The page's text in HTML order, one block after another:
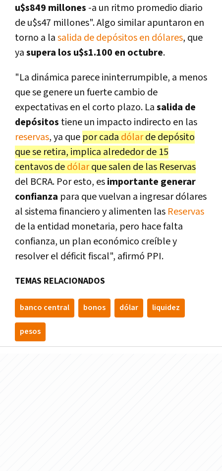
u$s849 millones -a un ritmo promedio diario
de u$s47 millones". Algo similar apuntaron en
torno a lasalida de depósitos en dólares, que
yasupera los u$s1.100 en octubre.
"La dinámica parece ininterrumpible, a menos
que se genere un fuerte cambio de
expectativas en el corto plazo. Lasalida de
depósitos tiene un impacto indirecto en las
reservas, ya que por cada dólarde depósito
que se retira, implica alrededor de 15
centavos dedólarque salen de las Reservas
del BCRA. Por esto, esimportante generar
confianza para que vuelvan a ingresar dólares
al sistema financiero y alimenten las Reservas
de la entidad monetaria, pero hace falta
confianza, un plan económico creíble y
resolver el déficit fiscal", afirmó PPI.
TEMAS RELACIONADOS
banco central bonos dólar liquidez
pesos